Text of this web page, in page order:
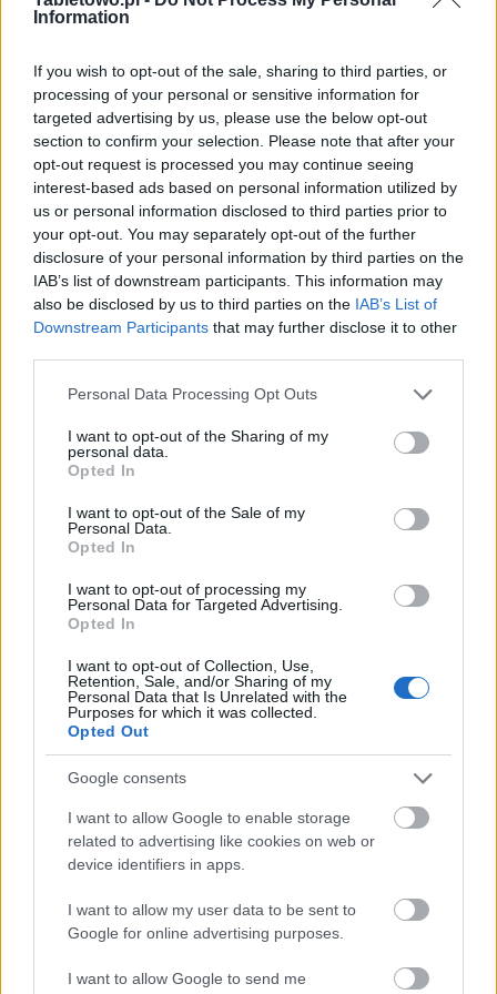
Information
If you wish to opt-out of the sale, sharing to third parties, or
processing of your personal or sensitive information for
targeted advertising by us, please use the below opt-out
section to confirm your selection. Please note that after your
opt-out request is processed you may continue seeing
interest-based ads based on personal information utilized by
us or personal information disclosed to third parties prior to
your opt-out. You may separately opt-out of the further
disclosure of your personal information by third parties on the
IAB’s list of downstream participants. This information may
also be disclosed by us to third parties on the IAB’s List of
Downstream Participants that may further disclose it to other
Please note that this website/app uses one or more Google
not limited to your visit or usage behaviour. You may click to
grant or deny consent to Google and its third-party tags to
use your data for below specified purposes in below Google
consent section.
Personal Data Processing Opt Outs
I want to opt-out of the Sharing of my
personal data.
Opted In
I want to opt-out of the Sale of my
Personal Data.
Opted In
I want to opt-out of processing my
Personal Data for Targeted Advertising.
Opted In
I want to opt-out of Collection, Use,
Retention, Sale, and/or Sharing of my
Personal Data that Is Unrelated with the
Purposes for which it was collected.
Opted Out
Google consents
I want to allow Google to enable storage
related to advertising like cookies on web or
device identifiers in apps.
I want to allow my user data to be sent to
Google for online advertising purposes.
I want to allow Google to send me